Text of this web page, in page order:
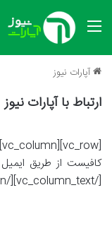
منو
آپارات نیوز
ارتباط با آپارات نیوز
کافیست از طریق
[/vc_column_text][/vc_column][/vc_row]